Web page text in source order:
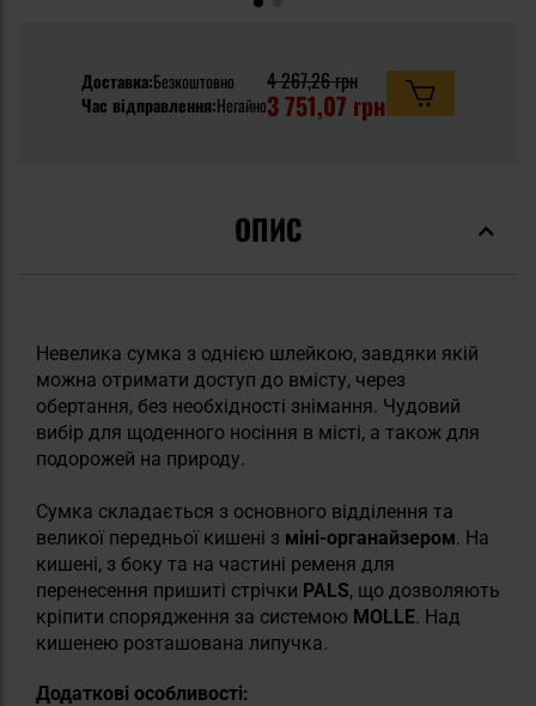
Доставка:Безкоштовно
Час відправлення:Негайно
4 267,26 грн
3 751,07 грн
ОПИС
Невелика сумка з однією шлейкою, завдяки якій
можна отримати доступ до вмісту, через
обертання, без необхідності знімання. Чудовий
вибір для щоденного носіння в місті, а також для
подорожей на природу.
Сумка складається з основного відділення та
великої передньої кишені з міні-органайзером. На
кишені, з боку та на частині ременя для
перенесення пришиті стрічки PALS, що дозволяють
кріпити спорядження за системою MOLLE. Над
кишенею розташована липучка.
Додаткові особливості: